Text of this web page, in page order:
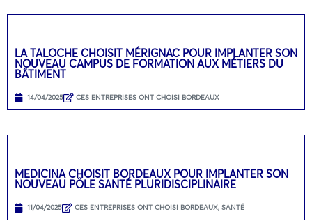
LA TALOCHE CHOISIT MÉRIGNAC POUR IMPLANTER SON
NOUVEAU CAMPUS DE FORMATION AUX MÉTIERS DU
BÂTIMENT
14/04/2025 CES ENTREPRISES ONT CHOISI BORDEAUX
MEDICINA CHOISIT BORDEAUX POUR IMPLANTER SON
NOUVEAU PÔLE SANTÉ PLURIDISCIPLINAIRE
11/04/2025 CES ENTREPRISES ONT CHOISI BORDEAUX, SANTÉ